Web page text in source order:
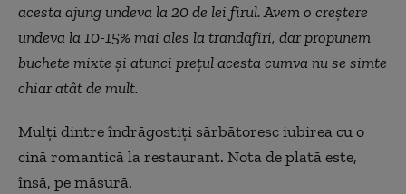
acesta ajung undeva la 20 de lei firul. Avem o creștere
undeva la 10-15% mai ales la trandafiri, dar propunem
buchete mixte și atunci prețul acesta cumva nu se simte
chiar atât de mult.
Mulți dintre îndrăgostiți sărbătoresc iubirea cu o
cină romantică la restaurant. Nota de plată este,
însă, pe măsură.